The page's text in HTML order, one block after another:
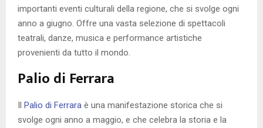
importanti eventi culturali della regione, che si svolge ogni
anno a giugno. Offre una vasta selezione di spettacoli
teatrali, danze, musica e performance artistiche
provenienti da tutto il mondo.
Palio di Ferrara
Il Palio di Ferrara è una manifestazione storica che si
svolge ogni anno a maggio, e che celebra la storia e la